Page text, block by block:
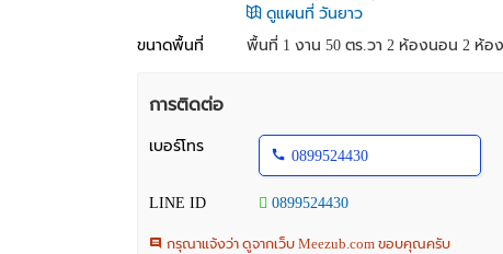
ดูแผนที่ วันยาว
ขนาดพื้นที่
พื้นที่ 1 งาน 50 ตร.วา 2 ห้องนอน 2 ห้อ
การติดต่อ
เบอร์โทร
0899524430
LINE ID 0899524430
กรุณาแจ้งว่า ดูจากเว็บ Meezub.com ขอบคุณครับ